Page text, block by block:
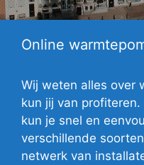
Online
Wij weten alles over
kun jij van
kun je snel en
verschillende
netwerk van